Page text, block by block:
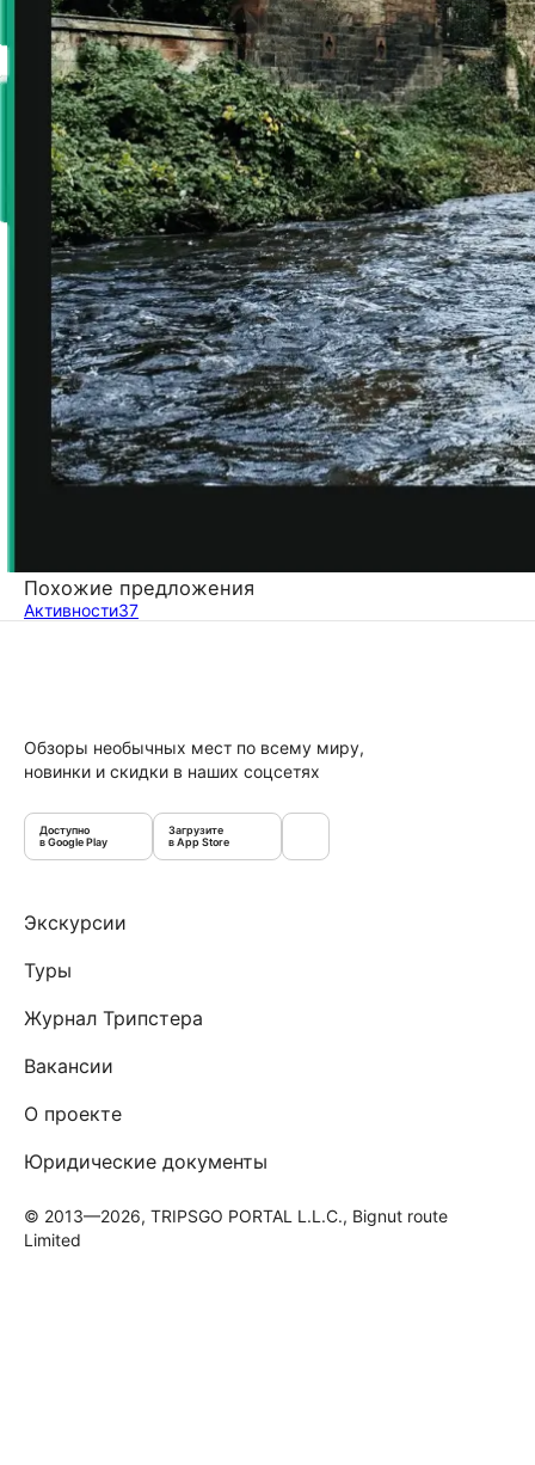
Похожие предложения
Активности37
Обзоры необычных мест по всему миру,
новинки и скидки в наших соцсетях
Доступно
в Google Play
Загрузите
в App Store
Экскурсии
Туры
Журнал Трипстера
Вакансии
О проекте
Юридические документы
© 2013—2026, TRIPSGO PORTAL L.L.C., Bignut route
Limited